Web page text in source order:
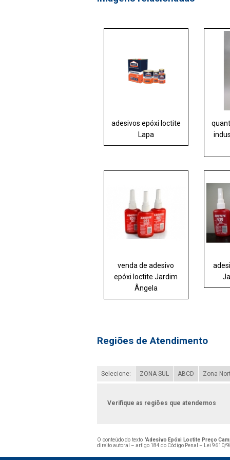
adesivos epóxi loctite
Lapa
venda de adesivo
epóxi loctite Jardim
Ângela
Regiões de Atendimento
Selecione: ZONA SUL ABCD Zona
Verifique as regiões que atendemos
O conteúdo do texto "Adesivo Epóxi Loctite Preço
direito autoral – artigo 184 do Código Penal –
Lei 9610/